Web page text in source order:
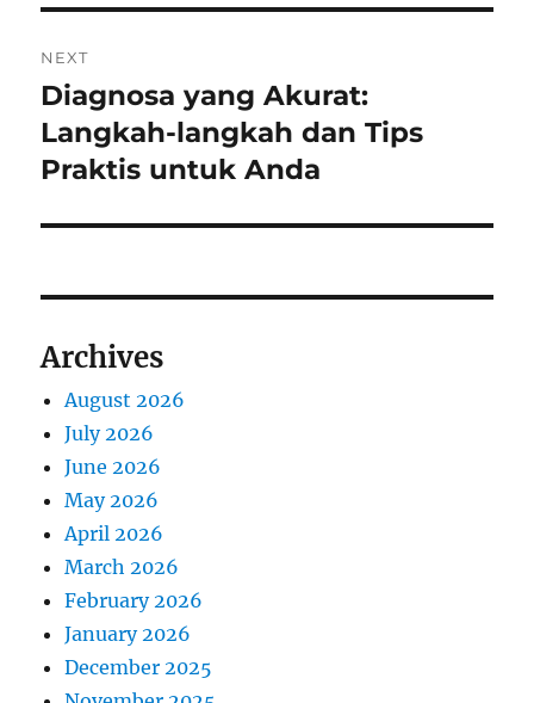
NEXT
Next
post:
Diagnosa yang Akurat:
Langkah-langkah dan Tips
Praktis untuk Anda
Archives
August 2026
July 2026
June 2026
May 2026
April 2026
March 2026
February 2026
January 2026
December 2025